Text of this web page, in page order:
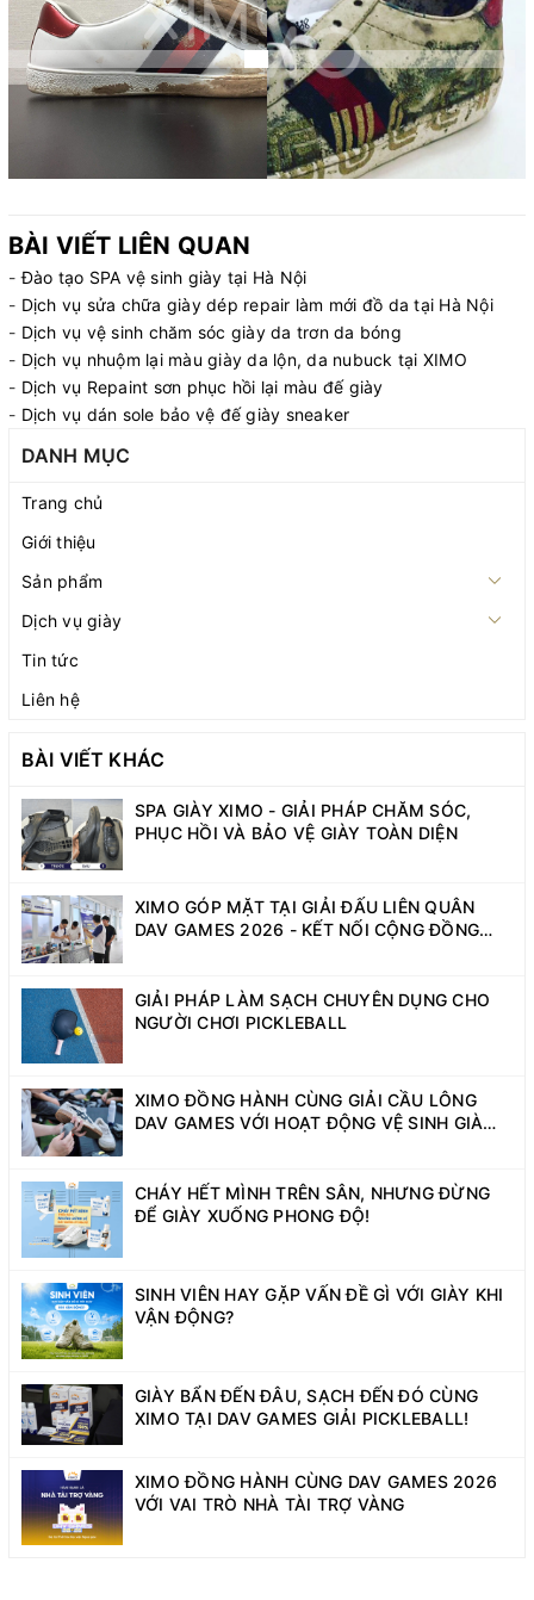
BÀI VIẾT LIÊN QUAN
-Đào tạo SPA vệ sinh giày tại Hà Nội
- Dịch vụ sửa chữa giày dép repair làm mới đồ da tại Hà Nội
- Dịch vụ vệ sinh chăm sóc giày da trơn da bóng
- Dịch vụ nhuộm lại màu giày da lộn, da nubuck tại XIMO
- Dịch vụ Repaint sơn phục hồi lại màu đế giày
- Dịch vụ dán sole bảo vệ đế giày sneaker
DANH MỤC
Trang chủ
Giới thiệu
Sản phẩm
Dịch vụ giày
Tin tức
Liên hệ
BÀI VIẾT KHÁC
SPA GIÀY XIMO - GIẢI PHÁP CHĂM SÓC,
PHỤC HỒI VÀ BẢO VỆ GIÀY TOÀN DIỆN
XIMO GÓP MẶT TẠI GIẢI ĐẤU LIÊN QUÂN
DAV GAMES 2026 - KẾT NỐI CỘNG ĐỒNG
GIẢI PHÁP LÀM SẠCH CHUYÊN DỤNG CHO
NGƯỜI CHƠI PICKLEBALL
XIMO ĐỒNG HÀNH CÙNG GIẢI CẦU LÔNG
DAV GAMES VỚI HOẠT ĐỘNG VỆ SINH GIÀY
CHÁY HẾT MÌNH TRÊN SÂN, NHƯNG ĐỪNG
ĐỂ GIÀY XUỐNG PHONG ĐỘ!
SINH VIÊN HAY GẶP VẤN ĐỀ GÌ VỚI GIÀY KHI
VẬN ĐỘNG?
GIÀY BẨN ĐẾN ĐÂU, SẠCH ĐẾN ĐÓ CÙNG
XIMO TẠI DAV GAMES GIẢI PICKLEBALL!
XIMO ĐỒNG HÀNH CÙNG DAV GAMES 2026
VỚI VAI TRÒ NHÀ TÀI TRỢ VÀNG